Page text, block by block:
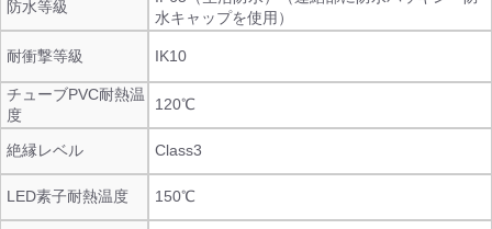
防水等級
水キャップを使用）
耐衝撃等級 IK10
チューブPVC耐熱温
度
120℃
絶縁レベル Class3
LED素子耐熱温度 150℃